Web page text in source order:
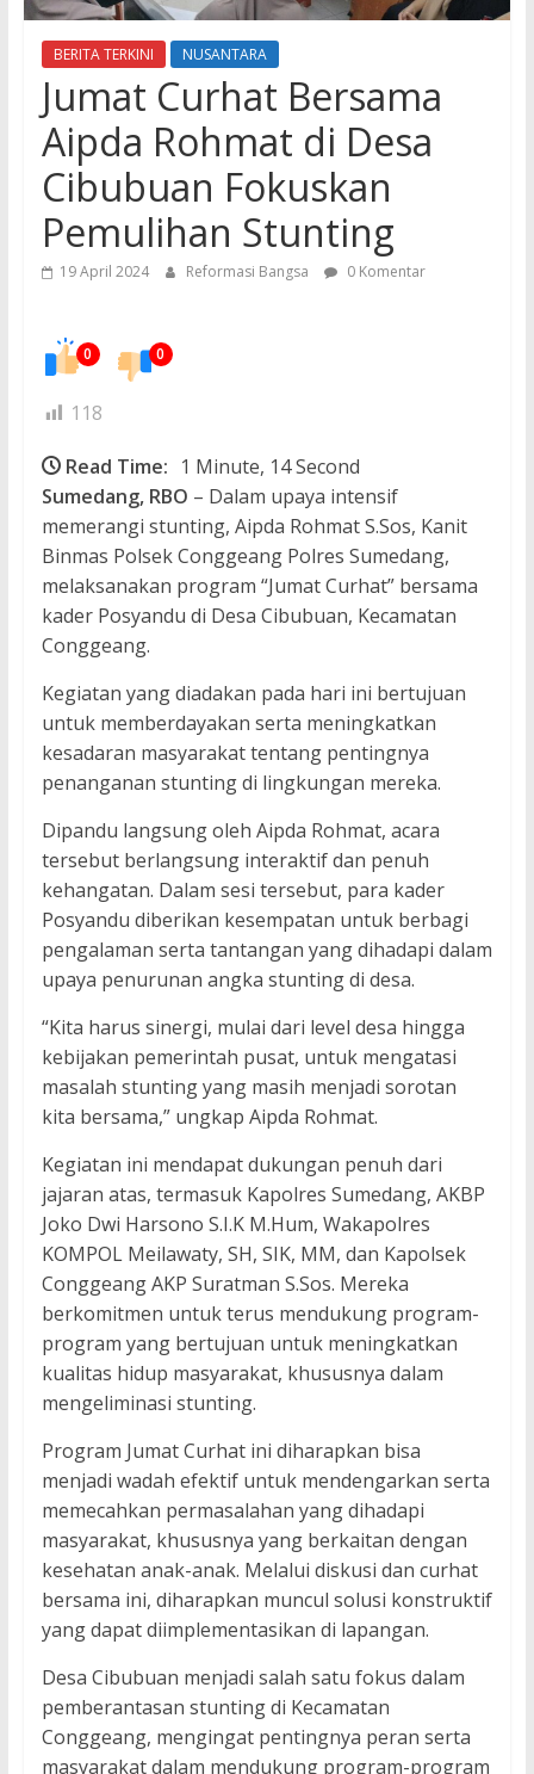
BERITA TERKINI NUSANTARA
Jumat Curhat Bersama
Aipda Rohmat di Desa
Cibubuan Fokuskan
Pemulihan Stunting
19 April 2024 Reformasi Bangsa 0 Komentar
0 0
118
Read Time: 1 Minute, 14 Second
Sumedang, RBO – Dalam upaya intensif
memerangi stunting, Aipda Rohmat S.Sos, Kanit
Binmas Polsek Conggeang Polres Sumedang,
melaksanakan program “Jumat Curhat” bersama
kader Posyandu di Desa Cibubuan, Kecamatan
Conggeang.
Kegiatan yang diadakan pada hari ini bertujuan
untuk memberdayakan serta meningkatkan
kesadaran masyarakat tentang pentingnya
penanganan stunting di lingkungan mereka.
Dipandu langsung oleh Aipda Rohmat, acara
tersebut berlangsung interaktif dan penuh
kehangatan. Dalam sesi tersebut, para kader
Posyandu diberikan kesempatan untuk berbagi
pengalaman serta tantangan yang dihadapi dalam
upaya penurunan angka stunting di desa.
“Kita harus sinergi, mulai dari level desa hingga
kebijakan pemerintah pusat, untuk mengatasi
masalah stunting yang masih menjadi sorotan
kita bersama,” ungkap Aipda Rohmat.
Kegiatan ini mendapat dukungan penuh dari
jajaran atas, termasuk Kapolres Sumedang, AKBP
Joko Dwi Harsono S.I.K M.Hum, Wakapolres
KOMPOL Meilawaty, SH, SIK, MM, dan Kapolsek
Conggeang AKP Suratman S.Sos. Mereka
berkomitmen untuk terus mendukung program-
program yang bertujuan untuk meningkatkan
kualitas hidup masyarakat, khususnya dalam
mengeliminasi stunting.
Program Jumat Curhat ini diharapkan bisa
menjadi wadah efektif untuk mendengarkan serta
memecahkan permasalahan yang dihadapi
masyarakat, khususnya yang berkaitan dengan
kesehatan anak-anak. Melalui diskusi dan curhat
bersama ini, diharapkan muncul solusi konstruktif
yang dapat diimplementasikan di lapangan.
Desa Cibubuan menjadi salah satu fokus dalam
pemberantasan stunting di Kecamatan
Conggeang, mengingat pentingnya peran serta
masyarakat dalam mendukung program-program